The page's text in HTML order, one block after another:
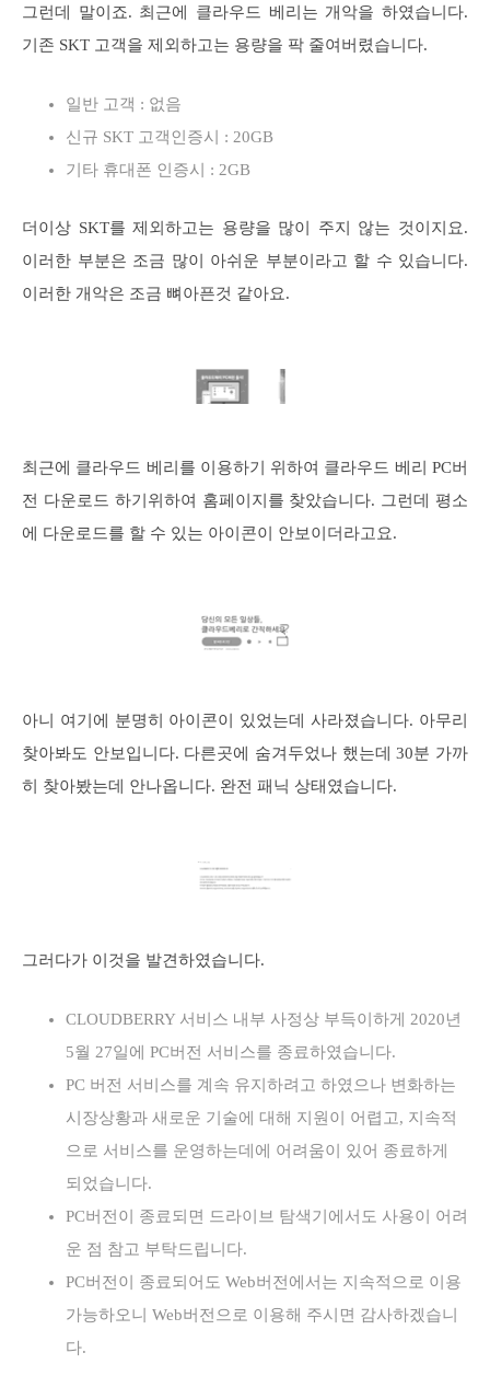
그런데 말이죠. 최근에 클라우드 베리는 개악을 하였습니다.
기존 SKT 고객을 제외하고는 용량을 팍 줄여버렸습니다.
일반 고객 : 없음
신규 SKT 고객인증시 : 20GB
기타 휴대폰 인증시 : 2GB
더이상 SKT를 제외하고는 용량을 많이 주지 않는 것이지요.
이러한 부분은 조금 많이 아쉬운 부분이라고 할 수 있습니다.
이러한 개악은 조금 뼈아픈것 같아요.
최근에 클라우드 베리를 이용하기 위하여 클라우드 베리 PC버
전 다운로드 하기위하여 홈페이지를 찾았습니다. 그런데 평소
에 다운로드를 할 수 있는 아이콘이 안보이더라고요.
아니 여기에 분명히 아이콘이 있었는데 사라졌습니다. 아무리
찾아봐도 안보입니다. 다른곳에 숨겨두었나 했는데 30분 가까
히 찾아봤는데 안나옵니다. 완전 패닉 상태였습니다.
그러다가 이것을 발견하였습니다.
CLOUDBERRY 서비스 내부 사정상 부득이하게 2020년
5월 27일에 PC버전 서비스를 종료하였습니다.
PC 버전 서비스를 계속 유지하려고 하였으나 변화하는
시장상황과 새로운 기술에 대해 지원이 어렵고, 지속적
으로 서비스를 운영하는데에 어려움이 있어 종료하게
되었습니다.
PC버전이 종료되면 드라이브 탐색기에서도 사용이 어려
운 점 참고 부탁드립니다.
PC버전이 종료되어도 Web버전에서는 지속적으로 이용
가능하오니 Web버전으로 이용해 주시면 감사하겠습니
다.